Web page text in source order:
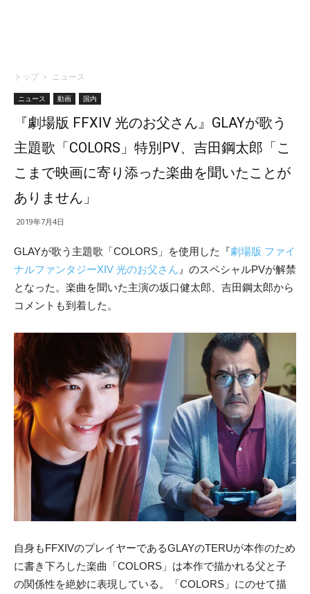
トップ ニュース
ニュース 動画 国内
『劇場版 FFXIV 光のお父さん』GLAYが歌う
主題歌「COLORS」特別PV、吉田鋼太郎「こ
こまで映画に寄り添った楽曲を聞いたことが
ありません」
2019年7月4日
GLAYが歌う主題歌「COLORS」を使用した『劇場版 ファイ
ナルファンタジーXIV 光のお父さん 』のスペシャルPVが解禁
となった。楽曲を聞いた主演の坂口健太郎、吉田鋼太郎から
コメントも到着した。
自身もFFXIVのプレイヤーであるGLAYのTERUが本作のため
に書き下ろした楽曲「COLORS」は本作で描かれる父と子
の関係性を絶妙に表現している。「COLORS」にのせて描